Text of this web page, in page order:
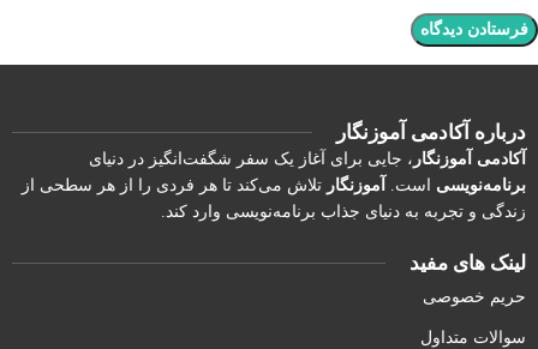
درباره آکادمی آموزنگار
آکادمی آموزنگار ، جایی برای آغاز یک سفر شگفت‌انگیز در دنیای
برنامه‌نویسی است. آموزنگار تلاش می‌کند تا هر فردی را از هر سطحی از
زندگی و تجربه به دنیای جذاب برنامه‌نویسی وارد کند.
لینک های مفید
حریم خصوصی
سوالات متداول